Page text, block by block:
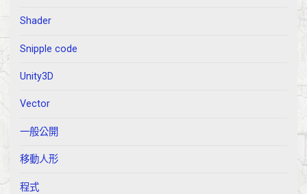
Shader
Snipple code
Unity3D
Vector
一般公開
移動人形
程式